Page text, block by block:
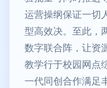
运营操纲保证一切
型高效决。至此，
数字联合阵，让资
教学行于校园网点
一代同创合作满足